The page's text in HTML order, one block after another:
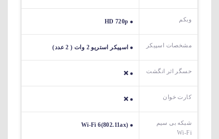
وبکم HD 720p
مشخصات اسپیکر اسپیکر استریو 2 وات ( 2 عدد)
حسگر اثر انگشت ❌
کارت خوان ❌
شبکه بی سیم
Wi-Fi
Wi-Fi 6(802.11ax)